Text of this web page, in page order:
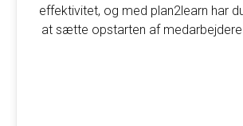
effektivitet, og med plan2learn har
at sætte opstarten af medarbejdere